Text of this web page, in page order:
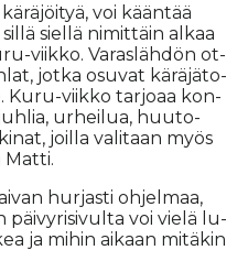
voi kään­tää
siel­lä ni­mit­täin al­kaa
viik­ko. Va­ras­läh­dön ot­
jot­ka osu­vat kä­rä­jä­to­
Kuru-viik­ko tar­jo­aa kon­
ur­hei­lua, huu­to­
joil­la va­li­taan myös
Mat­ti.
hur­jas­ti oh­jel­maa,
päi­vy­ri­si­vul­ta voi vie­lä lu­
ja mi­hin ai­kaan mi­tä­kin